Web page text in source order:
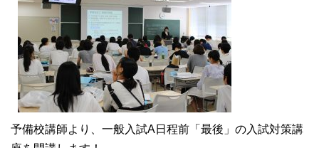
予備校講師より、一般入試A日程前「最後」の入試対策講